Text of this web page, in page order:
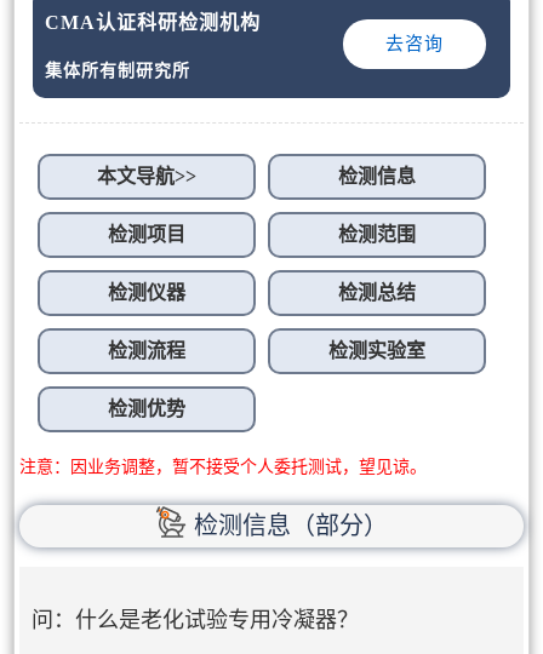
CMA认证科研检测机构
集体所有制研究所
去咨询
本文导航>> 检测信息
检测项目 检测范围
检测仪器 检测总结
检测流程 检测实验室
检测优势
注意：因业务调整，暂不接受个人委托测试，望见谅。
检测信息（部分）
问：什么是老化试验专用冷凝器？